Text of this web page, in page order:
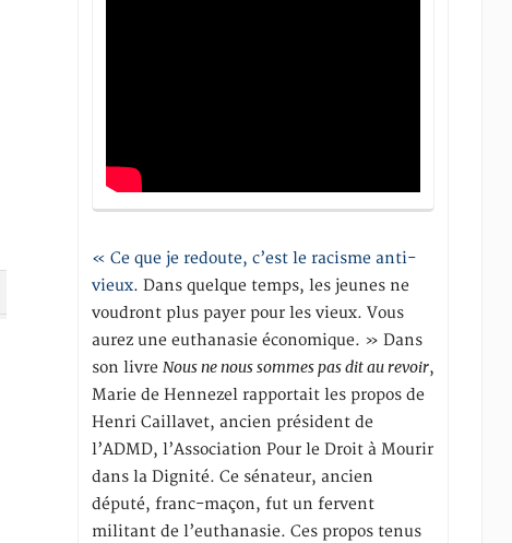
« Ce que je redoute, c’est le racisme anti-
vieux. Dans quelque temps, les jeunes ne
voudront plus payer pour les vieux. Vous
aurez une euthanasie économique. » Dans
son livreNous ne nous sommes pas dit au revoir,
Marie de Hennezel rapportait les propos de
Henri Caillavet, ancien président de
l’ADMD, l’Association Pour le Droit à Mourir
dans la Dignité. Ce sénateur, ancien
député, franc-maçon, fut un fervent
militant de l’euthanasie. Ces propos tenus